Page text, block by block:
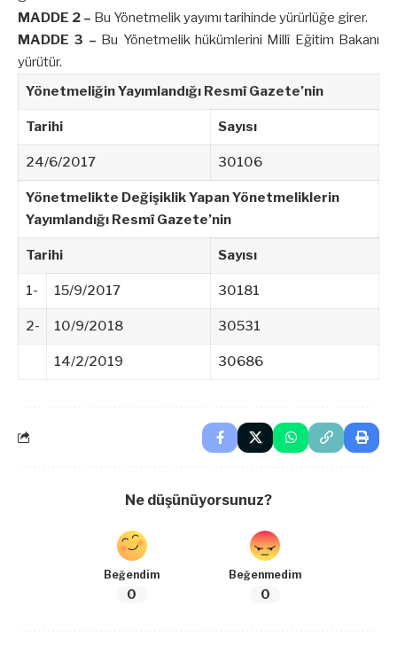
MADDE 2 – Bu Yönetmelik yayımı tarihinde yürürlüğe girer.
MADDE 3 – Bu Yönetmelik hükümlerini Millî Eğitim Bakanı
yürütür.
Yönetmeliğin Yayımlandığı Resmî Gazete’nin
Tarihi Sayısı
24/6/2017 30106
Yönetmelikte Değişiklik Yapan Yönetmeliklerin
Yayımlandığı Resmî Gazete’nin
Tarihi Sayısı
1- 15/9/2017 30181
2- 10/9/2018 30531
14/2/2019 30686
Ne düşünüyorsunuz?
Beğendim
0
Beğenmedim
0